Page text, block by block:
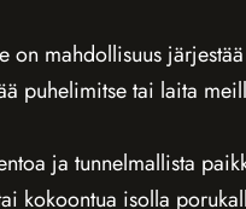
on mahdollisuus
puhelimitse tai laita
ja tunnelmallista
kokoontua isolla